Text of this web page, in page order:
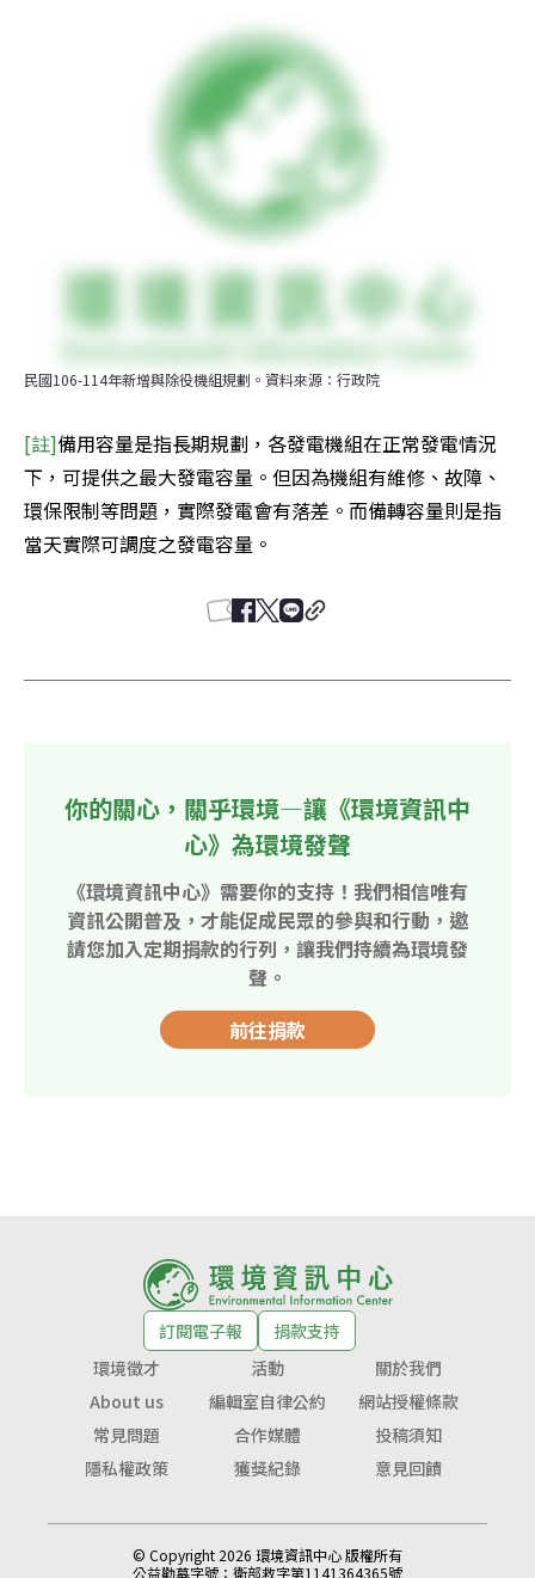
民國106-114年新增與除役機組規劃。資料來源：行政院
[註]備用容量是指長期規劃，各發電機組在正常發電情況
下，可提供之最大發電容量。但因為機組有維修、故障、
環保限制等問題，實際發電會有落差。而備轉容量則是指
當天實際可調度之發電容量。
你的關心，關乎環境—讓《環境資訊中
心》為環境發聲
《環境資訊中心》需要你的支持！我們相信唯有
資訊公開普及，才能促成民眾的參與和行動，邀
請您加入定期捐款的行列，讓我們持續為環境發
聲。
前往捐款
訂閱電子報
捐款支持
環境徵才
活動
關於我們
About us
編輯室自律公約
網站授權條款
常見問題
合作媒體
投稿須知
隱私權政策
獲獎紀錄 意見回饋
© Copyright 2026 環境資訊中心 版權所有
公益勸募字號： 衛部救字第1141364365號